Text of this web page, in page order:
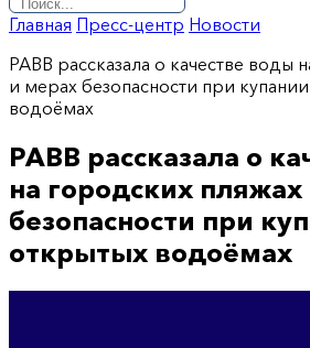
Главная Пресс-центр Новости
РАВВ рассказала о качестве воды
и мерах безопасности при
водоёмах
РАВВ рассказала о
на городских
безопасности при
открытых водоёмах